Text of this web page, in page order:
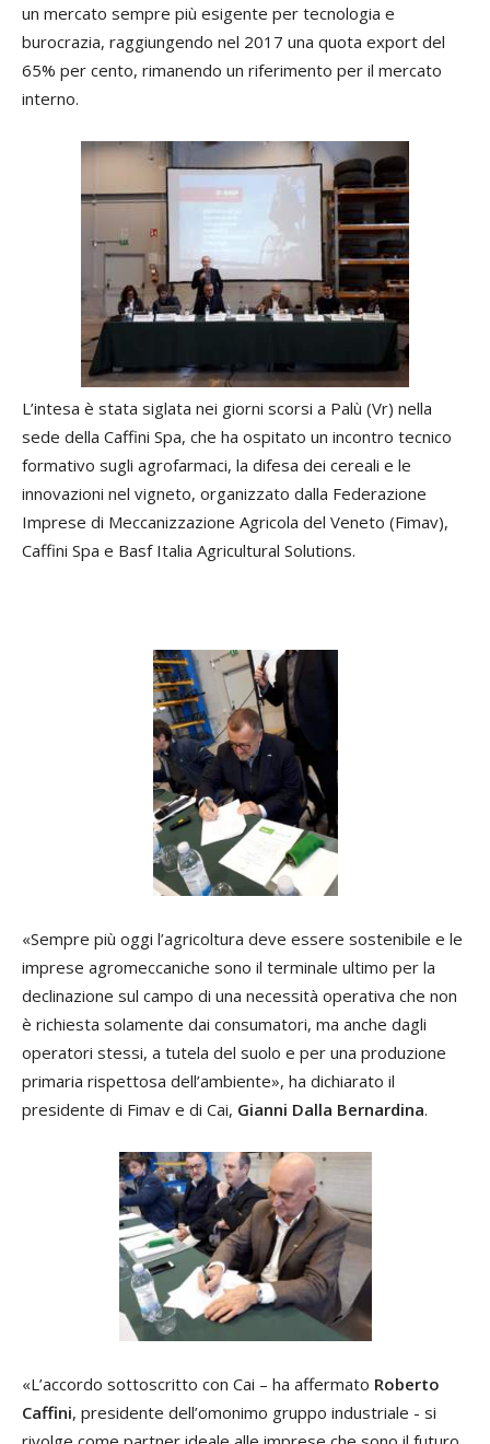
un mercato sempre più esigente per tecnologia e
burocrazia, raggiungendo nel 2017 una quota export del
65% per cento, rimanendo un riferimento per il mercato
interno.
L’intesa è stata siglata nei giorni scorsi a Palù (Vr) nella
sede della Caffini Spa, che ha ospitato un incontro tecnico
formativo sugli agrofarmaci, la difesa dei cereali e le
innovazioni nel vigneto, organizzato dalla Federazione
Imprese di Meccanizzazione Agricola del Veneto (Fimav),
Caffini Spa e Basf Italia Agricultural Solutions.
«Sempre più oggi l’agricoltura deve essere sostenibile e le
imprese agromeccaniche sono il terminale ultimo per la
declinazione sul campo di una necessità operativa che non
è richiesta solamente dai consumatori, ma anche dagli
operatori stessi, a tutela del suolo e per una produzione
primaria rispettosa dell’ambiente», ha dichiarato il
presidente di Fimav e di Cai, Gianni Dalla Bernardina.
«L’accordo sottoscritto con Cai – ha affermato Roberto
Caffini, presidente dell’omonimo gruppo industriale - si